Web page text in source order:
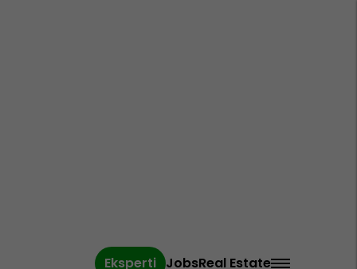
Eksperti JobsReal Estate